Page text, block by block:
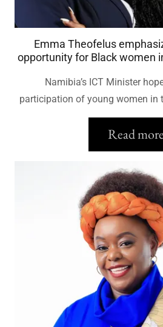
Emma Theofelus
opportunity for Black women
Namibia’s ICT Minister
participation of young women in
Read more